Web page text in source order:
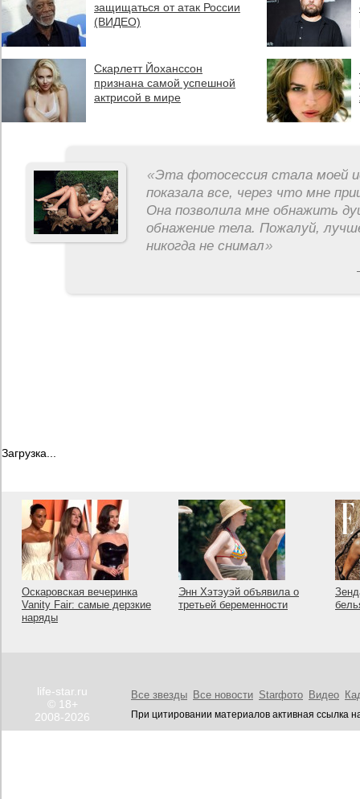
защищаться от атак России
(ВИДЕО)
Скарлетт Йоханссон
признана самой успешной
актрисой в мире
«Эта фотосессия стала моей
показала все, через что мне
Она позволила мне обнажить
обнажение тела. Пожалуй,
никогда не снимал»
Загрузка...
Оскаровская вечеринка
Vanity Fair: самые дерзкие
наряды
Энн Хэтэуэй объявила о
третьей беременности
life-star.ru
© 18+
2008-2026
Все звезды Все новости Starфото Видео
При цитировании материалов активная ссылка